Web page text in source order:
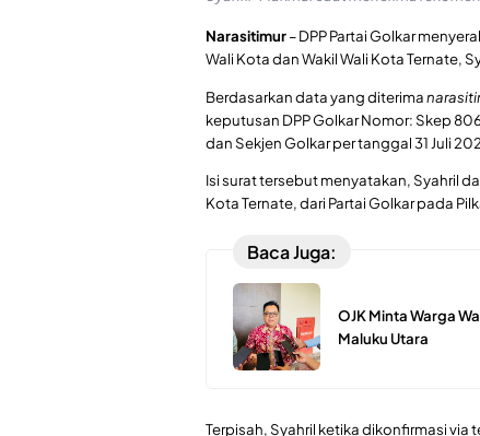
Narasitimur– DPP Partai Golkar
Wali Kota dan Wakil Wali Kota Ternate,
Berdasarkan data yang diterima
keputusan DPP Golkar Nomor: Skep
dan Sekjen Golkar per tanggal 31 Juli
Isi surat tersebut menyatakan, Syahril
Kota Ternate, dari Partai Golkar pada
Baca Juga:
OJK Minta Warga
Maluku Utara
Terpisah, Syahril ketika dikonfirmasi